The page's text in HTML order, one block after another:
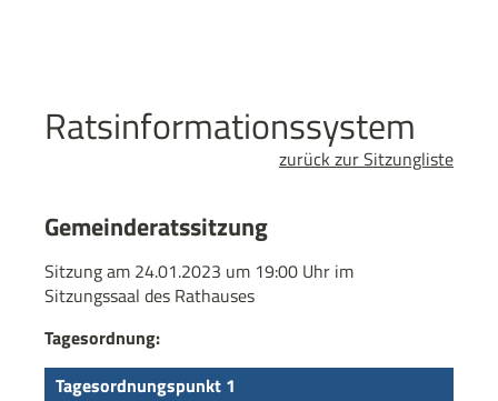
Ratsinformationssystem
zurück zur Sitzungliste
Gemeinderatssitzung
Sitzung am 24.01.2023 um 19:00 Uhr im
Sitzungssaal des Rathauses
Tagesordnung:
Tagesordnungspunkt 1